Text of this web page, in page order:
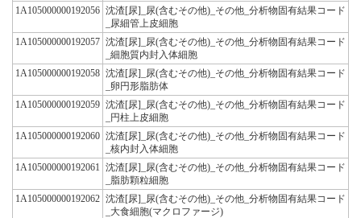
1A105000000192056 沈渣[尿]_尿(含むその他)_その他_分析物固有結果コード
_尿細管上皮細胞
1A105000000192057 沈渣[尿]_尿(含むその他)_その他_分析物固有結果コード
_細胞質内封入体細胞
1A105000000192058 沈渣[尿]_尿(含むその他)_その他_分析物固有結果コード
_卵円形脂肪体
1A105000000192059 沈渣[尿]_尿(含むその他)_その他_分析物固有結果コード
_円柱上皮細胞
1A105000000192060 沈渣[尿]_尿(含むその他)_その他_分析物固有結果コード
_核内封入体細胞
1A105000000192061
沈渣[尿]_尿(含むその他)_その他_分析物固有結果コード
_脂肪顆粒細胞
1A105000000192062 沈渣[尿]_尿(含むその他)_その他_分析物固有結果コード
_大食細胞(マクロファージ)